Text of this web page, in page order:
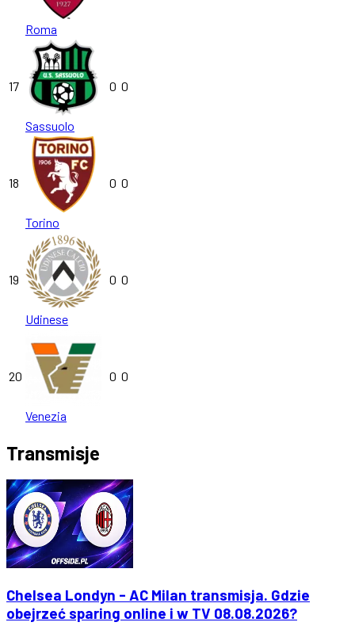
Roma
17
Sassuolo
0 0
18
Torino
0 0
19
Udinese
0 0
20
Venezia
0 0
Transmisje
Chelsea Londyn - AC Milan transmisja. Gdzie
obejrzeć sparing online i w TV 08.08.2026?